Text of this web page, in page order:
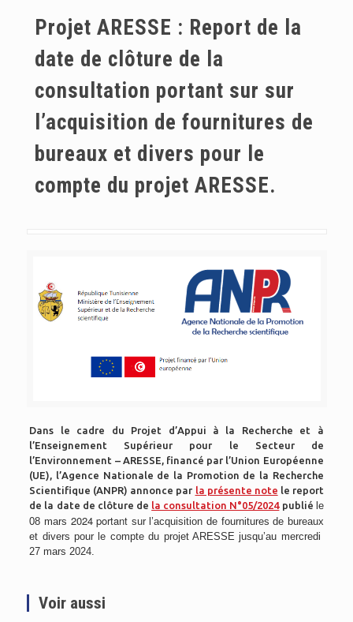
Projet ARESSE : Report de la
date de clôture de la
consultation portant sur sur
l’acquisition de fournitures de
bureaux et divers pour le
compte du projet ARESSE.
Dans le cadre du Projet d’Appui à la Recherche et à
l’Enseignement Supérieur pour le Secteur de
l’Environnement – ARESSE, financé par l’Union Européenne
(UE), l’Agence Nationale de la Promotion de la Recherche
Scientifique (ANPR) annonce par la présente note le report
de la date de clôture de la consultation N°05/2024publié le
08 mars 2024 portant sur l’acquisition de fournitures de bureaux
et divers pour le compte du projet ARESSE jusqu’au mercredi
27 mars 2024.
Voir aussi